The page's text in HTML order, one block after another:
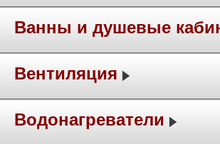
Ванны и душевые
Вентиляция
Водонагреватели